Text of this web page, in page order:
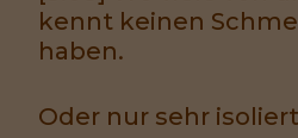
kennt keinen
haben.
Oder nur sehr